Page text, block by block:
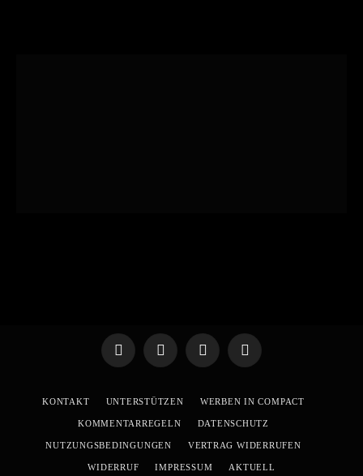
TelegramWhatsApp
X
YouTube
KONTAKT UNTERSTÜTZEN WERBEN IN COMPACT
KOMMENTARREGELN DATENSCHUTZ
NUTZUNGSBEDINGUNGEN VERTRAG WIDERRUFEN
WIDERRUF IMPRESSUM AKTUELL